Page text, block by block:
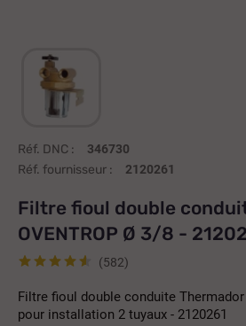
Réf. DNC : 346730
Réf. fournisseur : 2120261
Filtre fioul double
OVENTROP Ø 3/8 -
(582)
Filtre fioul double conduite Thermador
pour installation 2 tuyaux - 2120261